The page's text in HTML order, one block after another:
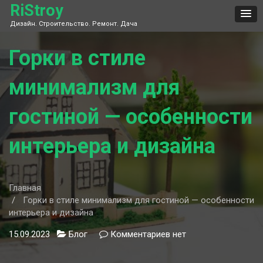
Skip
content
RiStroy
Дизайн. Строительство. Ремонт. Дача
Горки в стиле
минимализм для
гостиной — особенности
интерьера и дизайна
Главная
Горки в стиле минимализм для гостиной — особенности
интерьера и дизайна
15.09.2023 Блог Комментариев кнет